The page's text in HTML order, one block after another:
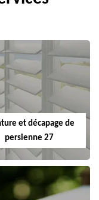
et décapage de
persienne 27